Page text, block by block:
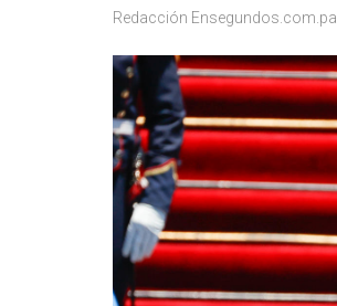
Redacción Ensegundos.com.pa